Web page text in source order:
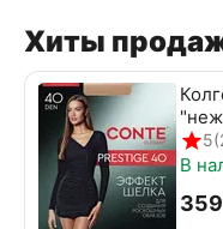
Хиты
5
В
‍359‍